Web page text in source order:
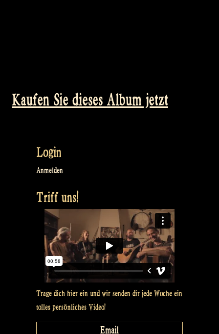
Kaufen Sie dieses Album jetzt
Login
Anmelden
Triff uns!
Trage dich hier ein und wir senden dir jede Woche ein
tolles persönliches Video!